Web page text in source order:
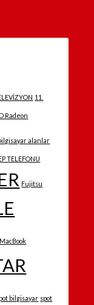
11.
Radeon
alanlar
TELEFONU
Fujitsu
MacBook
bilgisayar spot